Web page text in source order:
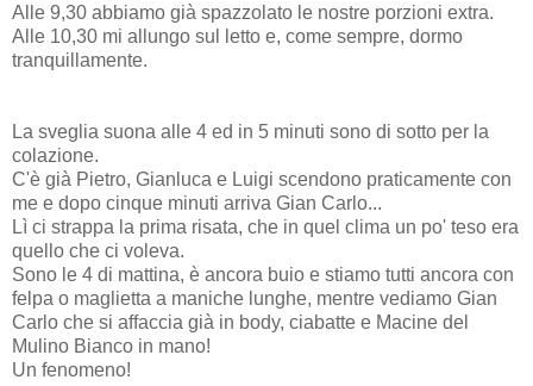
Alle 9,30 abbiamo già spazzolato le nostre porzioni extra.
Alle 10,30 mi allungo sul letto e, come sempre, dormo
tranquillamente.
La sveglia suona alle 4 ed in 5 minuti sono di sotto per la
colazione.
C'è già Pietro, Gianluca e Luigi scendono praticamente con
me e dopo cinque minuti arriva Gian Carlo...
Lì ci strappa la prima risata, che in quel clima un po' teso era
quello che ci voleva.
Sono le 4 di mattina, è ancora buio e stiamo tutti ancora con
felpa o maglietta a maniche lunghe, mentre vediamo Gian
Carlo che si affaccia già in body, ciabatte e Macine del
Mulino Bianco in mano!
Un fenomeno!